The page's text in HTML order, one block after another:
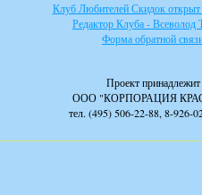
Клуб Любителей Скидок открыт
Редактор Клуба - Всеволод
Форма обратной
Проект принадлежит
ООО "КОРПОРАЦИЯ
тел. (495) 506-22-88, 8-926-